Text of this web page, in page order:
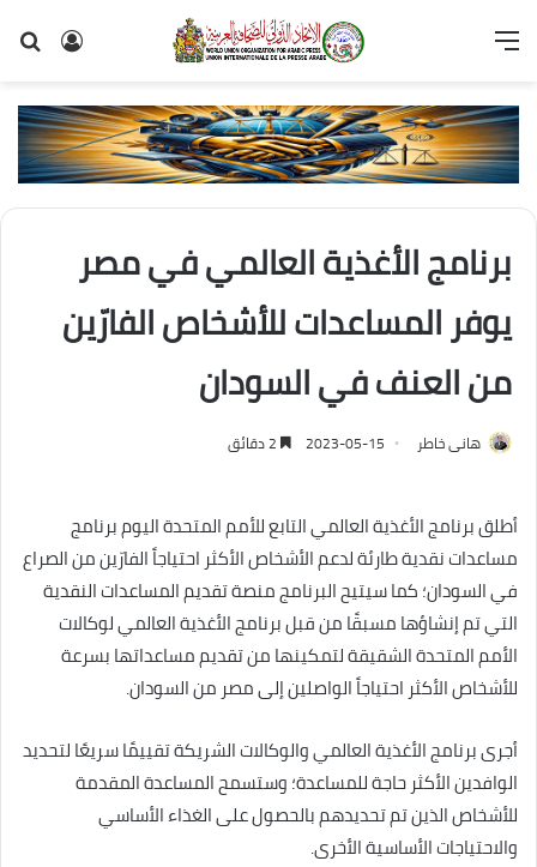
تسجيل
القائمة
برنامج الأغذية العالمي في مصر
يوفر المساعدات للأشخاص الفارّين
من العنف في السودان
هانى خاطر 2023-05-15
أطلق برنامج الأغذية العالمي التابع للأمم المتحدة اليوم برنامج
مساعدات نقدية طارئة لدعم الأشخاص الأكثر احتياجاً الفارّين من الصراع
في السودان؛ كما سيتيح البرنامج منصة تقديم المساعدات النقدية
التي تم إنشاؤها مسبقًا من قبل برنامج الأغذية العالمي لوكالات
الأمم المتحدة الشقيقة لتمكينها من تقديم مساعداتها بسرعة
للأشخاص الأكثر احتياجاً الواصلين إلى مصر من السودان.
أجرى برنامج الأغذية العالمي والوكالات الشريكة تقييمًا سريعًا لتحديد
الوافدين الأكثر حاجة للمساعدة؛ وستسمح المساعدة المقدمة
للأشخاص الذين تم تحديدهم بالحصول على الغذاء الأساسي
والاحتياجات الأساسية الأخرى.